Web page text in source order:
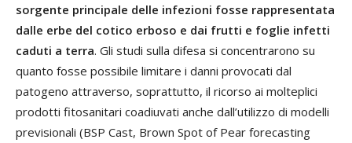
sorgente principale delle infezioni fosse rappresentata
dalle erbe del cotico erboso e dai frutti e foglie infetti
caduti a terra. Gli studi sulla difesa si concentrarono su
quanto fosse possibile limitare i danni provocati dal
patogeno attraverso, soprattutto, il ricorso ai molteplici
prodotti fitosanitari coadiuvati anche dall’utilizzo di modelli
previsionali (BSP Cast, Brown Spot of Pear forecasting